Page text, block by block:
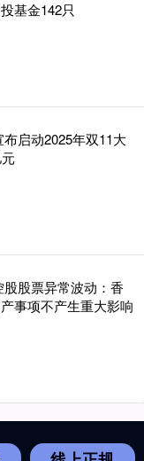
基金142只
启动2025年双11大
股票异常波动：香
事项不产生重大影响